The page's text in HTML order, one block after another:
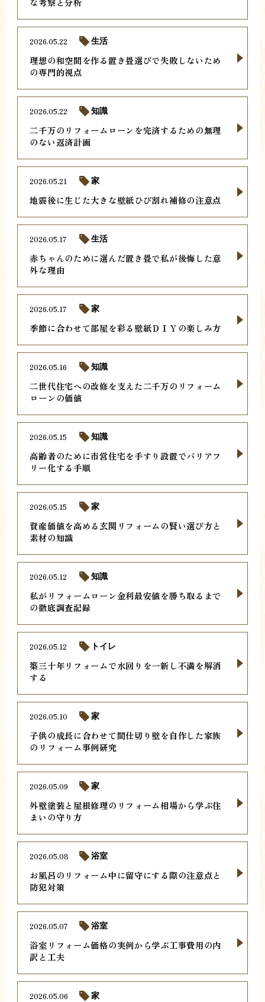
理想の和空間を作る置き畳選びで失敗しないため
の専門的視点
2026.05.22 生活
二千万のリフォームローンを完済するための無理
のない返済計画
2026.05.22 知識
地震後に生じた大きな壁紙ひび割れ補修の注意点
2026.05.21 家
赤ちゃんのために選んだ置き畳で私が後悔した意
外な理由
2026.05.17 生活
季節に合わせて部屋を彩る壁紙ＤＩＹの楽しみ方
2026.05.17 家
二世代住宅への改修を支えた二千万のリフォーム
ローンの価値
2026.05.16 知識
高齢者のために市営住宅を手すり設置でバリアフ
リー化する手順
2026.05.15 知識
資産価値を高める玄関リフォームの賢い選び方と
素材の知識
2026.05.15 家
私がリフォームローン金利最安値を勝ち取るまで
の徹底調査記録
2026.05.12 知識
築三十年リフォームで水回りを一新し不満を解消
する
2026.05.12 トイレ
子供の成長に合わせて間仕切り壁を自作した家族
のリフォーム事例研究
2026.05.10 家
外壁塗装と屋根修理のリフォーム相場から学ぶ住
まいの守り方
2026.05.09 家
お風呂のリフォーム中に留守にする際の注意点と
防犯対策
2026.05.08 浴室
浴室リフォーム価格の実例から学ぶ工事費用の内
訳と工夫
2026.05.07 浴室
2026.05.06 家